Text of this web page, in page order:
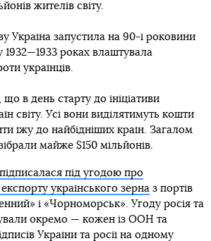
жителів світу.
Україна запустила на 90-і роковини
роках влаштувала
українців.
в день старту до ініціативи
світу. Усі вони виділятимуть кошти
їжу до найбідніших країн. Загалом
майже $150 мільйонів.
під угодою про
українського зерназ портів
і «Чорноморськ». Угоду росія та
окремо — кожен із ООН та
України та росії на одному